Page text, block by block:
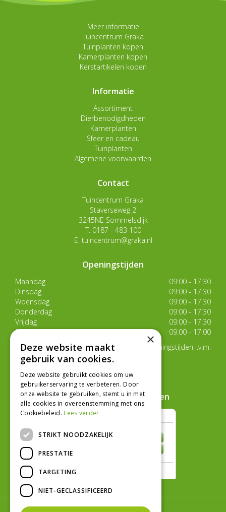
Meer informatie
Tuincentrum Graka
Tuinplanten kopen
Kamerplanten kopen
Kerstartikelen kopen
Informatie
Assortiment
Dierbenodigdheden
Kamerplanten
Sfeer en cadeau
Tuinplanten
Algemene voorwaarden
Contact
Tuincentrum Graka
Staverseweg 2
3245NE Sommelsdijk
T. 0187 - 483 100
E. tuincentrum@graka.nl
Openingstijden
Maandag
09:00 - 17:30
Dinsdag
09:00 - 17:30
Woensdag
09:00 - 17:30
Donderdag
09:00 - 17:30
Vrijdag
09:00 - 17:30
Zaterdag
09:00 - 17:00
Van 17 juli t/m 29 augustus aangepaste openingstijden i.v.m.
de zomervakantie
Toon alle openingstijden
Hoe klanten ons beoordelen
×
Deze website maakt
gebruik van cookies.
Deze website gebruikt cookies om uw
gebruikerservaring te verbeteren. Door
onze website te gebruiken, stemt u in met
alle cookies in overeenstemming met ons
Cookiebeleid. Lees verder
STRIKT NOODZAKELIJK
PRESTATIE
TARGETING
NIET-GECLASSIFICEERD